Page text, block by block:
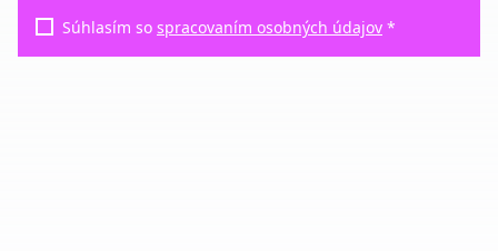
Súhlasím so spracovaním osobných údajov *